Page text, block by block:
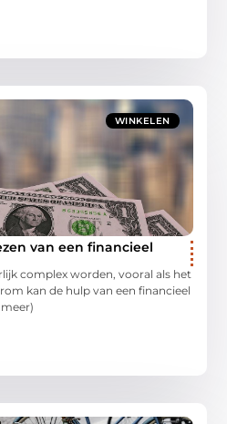
WINKELEN
van een financieel
complex worden, vooral als het
kan de hulp van een financieel